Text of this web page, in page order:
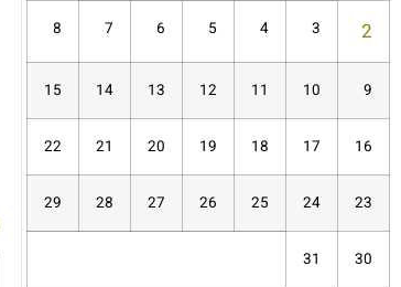
2
3
4
5
6
7
8
9
10
11
12
13
14
15
16
17
18
19
20
21
22
23
24
25
26
27
28
29
30
31